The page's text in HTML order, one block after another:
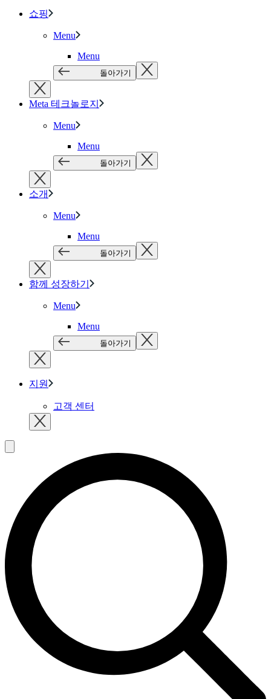
쇼핑
Menu
Menu
돌아가기
Meta 테크놀로지
Menu
Menu
돌아가기
소개
Menu
Menu
돌아가기
함께 성장하기
Menu
Menu
돌아가기
지원
고객 센터